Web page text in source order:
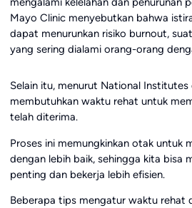
Mayo Clinic menyebutkan bahwa
dapat menurunkan risiko burnout,
yang sering dialami orang-orang
Selain itu, menurut National
membutuhkan waktu rehat untuk
telah diterima.
Proses ini memungkinkan otak untuk
dengan lebih baik, sehingga kita bisa
penting dan bekerja lebih efisien.
Beberapa tips mengatur waktu rehat